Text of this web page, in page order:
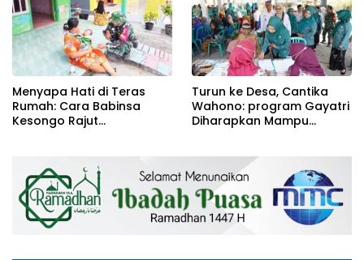
Menyapa Hati di Teras
Rumah: Cara Babinsa
Kesongo Rajut
Turun ke Desa, Cantika
Wahono: program Gayatri
Diharapkan Mampu